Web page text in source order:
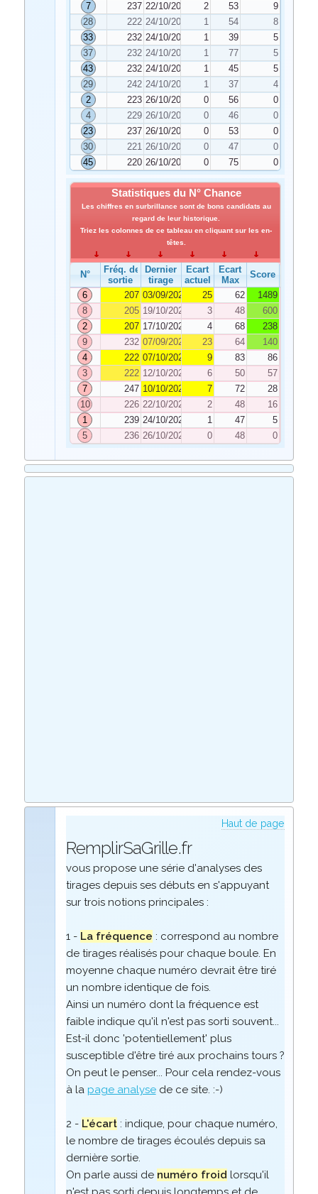
7
237 22/10/2022 2 53
9
28
222 24/10/2022 1 54
8
33
232 24/10/2022 1 39
5
37
232 24/10/2022 1 77
5
43
232 24/10/2022 1 45
5
29
242 24/10/2022 1 37
4
2
223 26/10/2022 0 56
0
4
229 26/10/2022 0 46
0
23
237 26/10/2022 0 53
0
30
221 26/10/2022 0 47
0
45
220 26/10/2022 0 75 0
Statistiques du N° Chance
Les chiffres en surbrillance sont de bons candidats au
regard de leur historique.
Triez les colonnes de ce tableau en cliquant sur les en-
têtes.
N°
Fréq. de
sortie
Dernier
tirage
Ecart
actuel
Ecart
Max
Score
6
207 03/09/2022 25 62
1489
8
205 19/10/2022 3 48
600
2
207 17/10/2022 4 68
238
9
232 07/09/2022 23 64
140
4
222 07/10/2022 9 83
86
3
222 12/10/2022 6 50
57
7
247 10/10/2022 7 72
28
10
226 22/10/2022 2 48
16
1
239 24/10/2022 1 47
5
5
236 26/10/2022 0 48 0
Haut de page
RemplirSaGrille.fr
vous propose une série d'analyses des
tirages depuis ses débuts en s'appuyant
sur trois notions principales :
1 - La fréquence : correspond au nombre
de tirages réalisés pour chaque boule. En
moyenne chaque numéro devrait être tiré
un nombre identique de fois.
Ainsi un numéro dont la fréquence est
faible indique qu'il n'est pas sorti souvent...
Est-il donc 'potentiellement' plus
susceptible d'être tiré aux prochains tours ?
On peut le penser... Pour cela rendez-vous
à la page analysede ce site. :-)
2 - L'écart: indique, pour chaque numéro,
le nombre de tirages écoulés depuis sa
dernière sortie.
On parle aussi de numéro froid lorsqu'il